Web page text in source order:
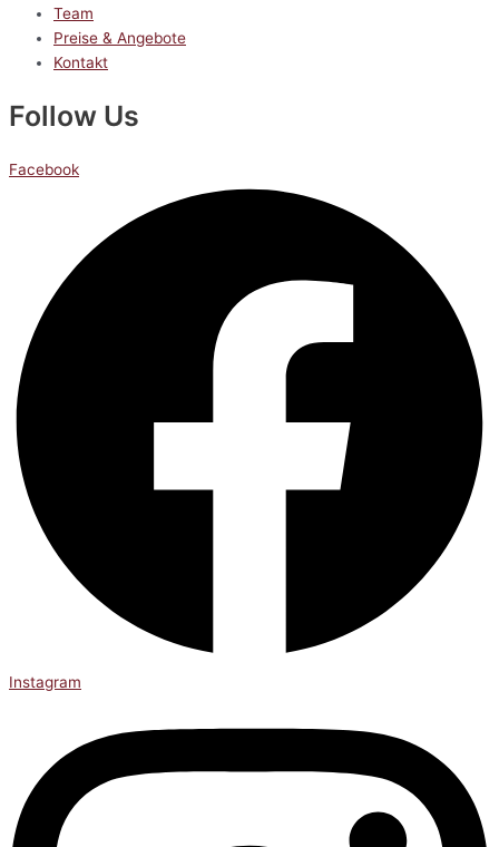
Team
Preise & Angebote
Kontakt
Follow Us
Facebook
Instagram